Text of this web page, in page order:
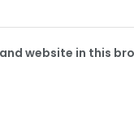
website in this